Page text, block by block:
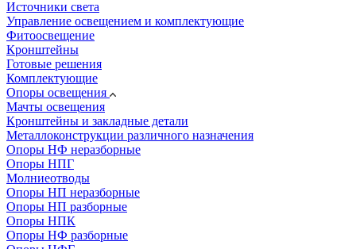
Источники света
Управление освещением и комплектующие
Фитоосвещение
Кронштейны
Готовые решения
Комплектующие
Опоры освещения
Мачты освещения
Кронштейны и закладные детали
Металлоконструкции различного назначения
Опоры НФ неразборные
Опоры НПГ
Молниеотводы
Опоры НП неразборные
Опоры НП разборные
Опоры НПК
Опоры НФ разборные